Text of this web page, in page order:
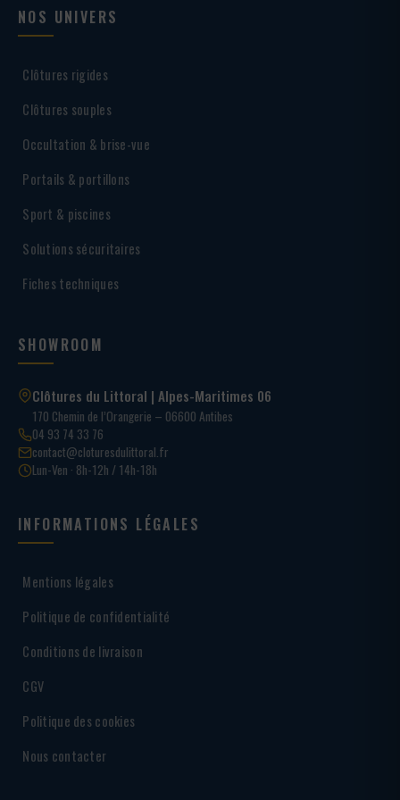
NOS UNIVERS
Clôtures rigides
Clôtures souples
Occultation & brise-vue
Portails & portillons
Sport & piscines
Solutions sécuritaires
Fiches techniques
SHOWROOM
Clôtures du Littoral | Alpes-Maritimes 06
170 Chemin de l’Orangerie – 06600 Antibes
04 93 74 33 76
contact@cloturesdulittoral.fr
Lun-Ven · 8h-12h / 14h-18h
INFORMATIONS LÉGALES
Mentions légales
Politique de confidentialité
Conditions de livraison
CGV
Politique des cookies
Nous contacter